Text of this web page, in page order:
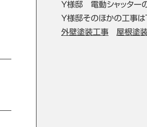
Y様邸 電動シャッター
Y様邸そのほかの工事は
外壁塗装工事
屋根塗